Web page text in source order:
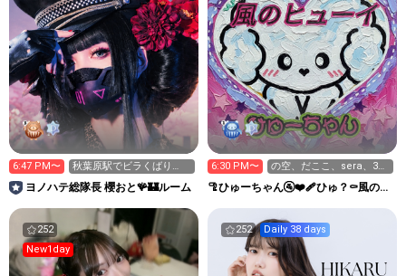
6:47 PM〜
秋葉原駅でビラくばり
中！本日秋葉原でライブ
もあるよ
ヨノハテ総隊長 櫻おと🪸🏰ルーム
6:30 PM〜
の空、だここ、sera、3
パ、係長、真猫、川新
🦿ひゅーちゃん🚰❤️‍🩹ひゅ？⚰️風のヒ
252
New1day
252 Daily 38 days